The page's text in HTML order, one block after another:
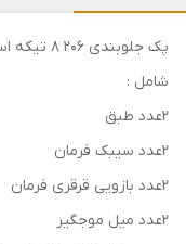
پک جلوبندی ۲۰۶ ۸ تیکه استاندارد با گارانتی ۱۸ماهه
شامل :
۲عدد طبق
۲عدد سیبک فرمان
۲عدد بازویی قرقری فرمان
۲عدد میل موجگیر